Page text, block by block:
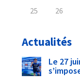
25 26
Actualités
Le 27